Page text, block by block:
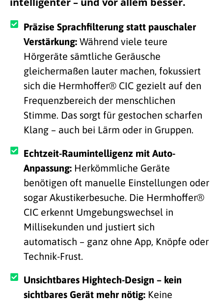
Präzise Sprachfilterung statt pauschaler
Verstärkung:Während viele teure
Hörgeräte sämtliche Geräusche
gleichermaßen lauter machen, fokussiert
sich die Hermhoffer® CIC gezielt auf den
Frequenzbereich der menschlichen
Stimme. Das sorgt für gestochen scharfen
Klang – auch bei Lärm oder in Gruppen.
Echtzeit-Raumintelligenz mit Auto-
Anpassung:Herkömmliche Geräte
benötigen oft manuelle Einstellungen oder
sogar Akustikerbesuche. Die Hermhoffer®
CIC erkennt Umgebungswechsel in
Millisekunden und justiert sich
automatisch – ganz ohne App, Knöpfe oder
Technik-Frust.
Unsichtbares Hightech-Design – kein
sichtbares Gerät mehr nötig:Keine